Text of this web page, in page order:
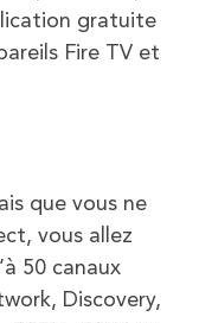
gratuite
Fire TV et
que vous ne
vous allez
50 canaux
Discovery,